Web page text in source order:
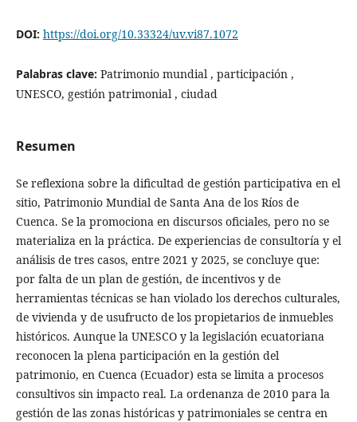
DOI: https://doi.org/10.33324/uv.vi87.1072
Palabras clave: Patrimonio mundial , participación ,
UNESCO, gestión patrimonial , ciudad
Resumen
Se reflexiona sobre la dificultad de gestión participativa en el
sitio, Patrimonio Mundial de Santa Ana de los Ríos de
Cuenca. Se la promociona en discursos oficiales, pero no se
materializa en la práctica. De experiencias de consultoría y el
análisis de tres casos, entre 2021 y 2025, se concluye que:
por falta de un plan de gestión, de incentivos y de
herramientas técnicas se han violado los derechos culturales,
de vivienda y de usufructo de los propietarios de inmuebles
históricos. Aunque la UNESCO y la legislación ecuatoriana
reconocen la plena participación en la gestión del
patrimonio, en Cuenca (Ecuador) esta se limita a procesos
consultivos sin impacto real. La ordenanza de 2010 para la
gestión de las zonas históricas y patrimoniales se centra en